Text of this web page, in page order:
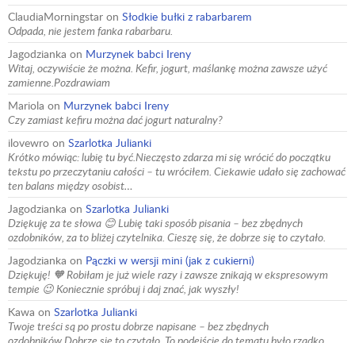
ClaudiaMorningstar on Słodkie bułki z rabarbarem
Odpada, nie jestem fanka rabarbaru.
Jagodzianka on Murzynek babci Ireny
Witaj, oczywiście że można. Kefir, jogurt, maślankę można zawsze użyć
zamienne.Pozdrawiam
Mariola on Murzynek babci Ireny
Czy zamiast kefiru można dać jogurt naturalny?
ilovewro on Szarlotka Julianki
Krótko mówiąc: lubię tu być.Nieczęsto zdarza mi się wrócić do początku
tekstu po przeczytaniu całości – tu wróciłem. Ciekawie udało się zachować
ten balans między osobist…
Jagodzianka on Szarlotka Julianki
Dziękuję za te słowa 😊 Lubię taki sposób pisania – bez zbędnych
ozdobników, za to bliżej czytelnika. Cieszę się, że dobrze się to czytało.
Jagodzianka on Pączki w wersji mini (jak z cukierni)
Dziękuję! 🧡 Robiłam je już wiele razy i zawsze znikają w ekspresowym
tempie 😉 Koniecznie spróbuj i daj znać, jak wyszły!
Kawa on Szarlotka Julianki
Twoje treści są po prostu dobrze napisane – bez zbędnych